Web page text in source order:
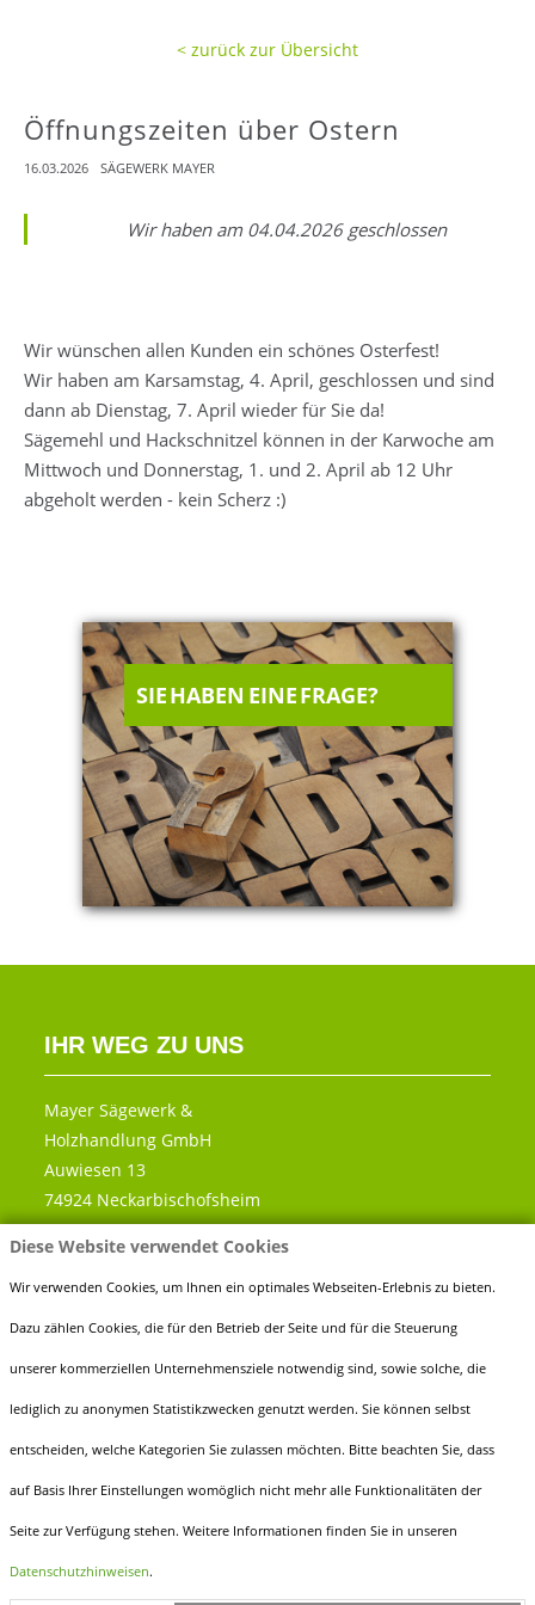
Diese Website verwendet Cookies
Wir verwenden Cookies, um Ihnen ein optimales Webseiten-Erlebnis zu bieten.
Dazu zählen Cookies, die für den Betrieb der Seite und für die Steuerung
unserer kommerziellen Unternehmensziele notwendig sind, sowie solche, die
lediglich zu anonymen Statistikzwecken genutzt werden. Sie können selbst
entscheiden, welche Kategorien Sie zulassen möchten. Bitte beachten Sie, dass
auf Basis Ihrer Einstellungen womöglich nicht mehr alle Funktionalitäten der
Seite zur Verfügung stehen. Weitere Informationen finden Sie in unseren
Datenschutzhinweisen.
< zurück zur Übersicht
Öffnungszeiten über Ostern
16.03.2026 SÄGEWERK MAYER
Wir haben am 04.04.2026 geschlossen
Wir wünschen allen Kunden ein schönes Osterfest!
Wir haben am Karsamstag, 4. April, geschlossen und sind
dann ab Dienstag, 7. April wieder für Sie da!
Sägemehl und Hackschnitzel können in der Karwoche am
Mittwoch und Donnerstag, 1. und 2. April ab 12 Uhr
abgeholt werden - kein Scherz :)
SIE HABEN EINE FRAGE?
IHR WEG ZU UNS
Mayer Sägewerk &
Holzhandlung GmbH
Auwiesen 13
74924 Neckarbischofsheim
Telefon:0 72 63 - 91 89 60
Fax:0 72 63 - 91 89 666
E-Mail:info@holz-mayer.de
ÖFFNUNGSZEITEN
Montag bis Freitag
13.00 - 17.00 Uhr